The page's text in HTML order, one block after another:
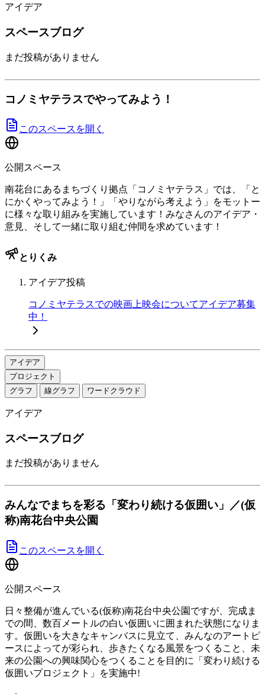
アイデア
スペースブログ
まだ投稿がありません
コノミヤテラスでやってみよう！
このスペースを開く
公開スペース
南花台にあるまちづくり拠点「コノミヤテラス」では、「と
にかくやってみよう！」「やりながら考えよう」をモットー
に様々な取り組みを実施しています！みなさんのアイデア・
意見、そして一緒に取り組む仲間を求めています！
とりくみ
アイデア投稿
コノミヤテラスでの映画上映会についてアイデア募集
中！
アイデア
プロジェクト
グラフ
線グラフ ワードクラウド
アイデア
スペースブログ
まだ投稿がありません
みんなでまちを彩る「変わり続ける仮囲い」／(仮
称)南花台中央公園
このスペースを開く
公開スペース
日々整備が進んでいる(仮称)南花台中央公園ですが、完成ま
での間、数百メートルの白い仮囲いに囲まれた状態になりま
す。仮囲いを大きなキャンバスに見立て、みんなのアートピ
ースによってが彩られ、歩きたくなる風景をつくること、未
来の公園への興味関心をつくることを目的に「変わり続ける
仮囲いプロジェクト」を実施中!